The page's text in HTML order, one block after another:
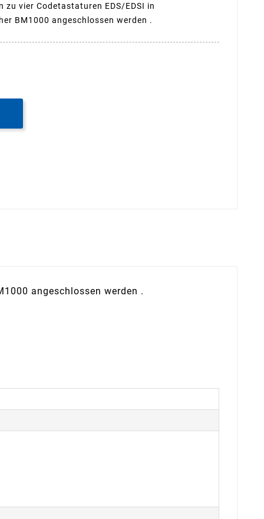
zu vier Codetastaturen EDS/EDSI in
BM1000 angeschlossen werden .
angeschlossen werden .